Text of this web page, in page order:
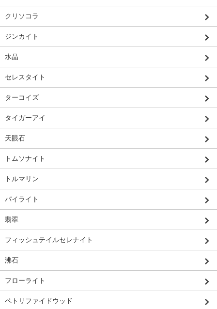
クリソコラ
ジンカイト
水晶
セレスタイト
ターコイズ
タイガーアイ
天眼石
トムソナイト
トルマリン
パイライト
翡翠
フィッシュテイルセレナイト
沸石
フローライト
ペトリファイドウッド